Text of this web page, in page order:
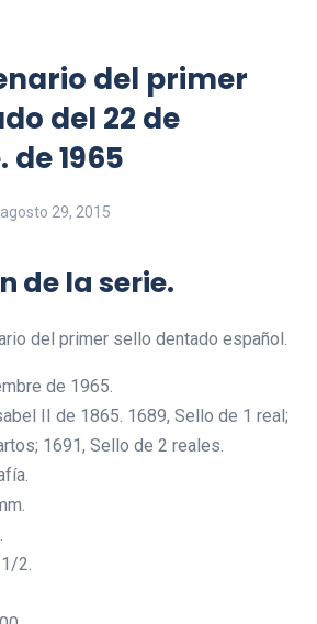
del primer
del 22 de
1965
agosto 29, 2015
de la serie.
del primer sello dentado español.
de 1965.
II de 1865. 1689, Sello de 1 real;
1691, Sello de 2 reales.
2.